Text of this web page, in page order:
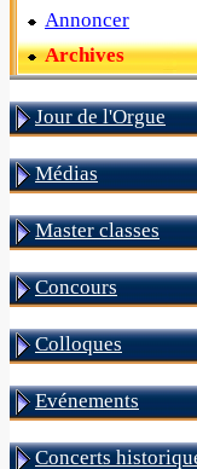
Annoncer
Archives
Jour de l'Orgue
Médias
Master classes
Concours
Colloques
Evénements
Concerts